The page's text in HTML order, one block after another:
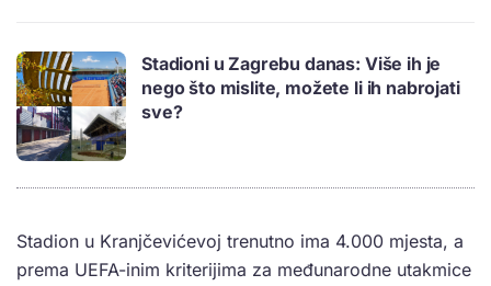
Stadioni u Zagrebu danas: Više ih je
nego što mislite, možete li ih nabrojati
sve?
Stadion u Kranjčevićevoj trenutno ima 4.000 mjesta, a
prema UEFA-inim kriterijima za međunarodne utakmice